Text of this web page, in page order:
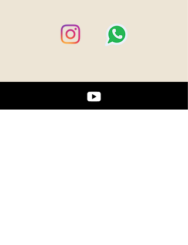
A riverside refuge between